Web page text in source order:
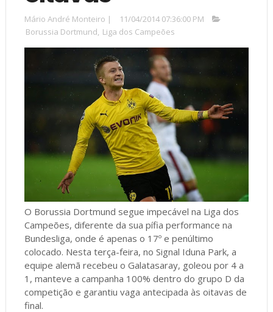
Mário André Monteiro |
11/04/2014 07:36:00 PM
Borussia Dortmund, Liga dos Campeões
O Borussia Dortmund segue impecável na Liga dos
Campeões, diferente da sua pífia performance na
Bundesliga, onde é apenas o 17º e penúltimo
colocado. Nesta terça-feira, no Signal Iduna Park, a
equipe alemã recebeu o Galatasaray, goleou por 4 a
1, manteve a campanha 100% dentro do grupo D da
competição e garantiu vaga antecipada às oitavas de
final.